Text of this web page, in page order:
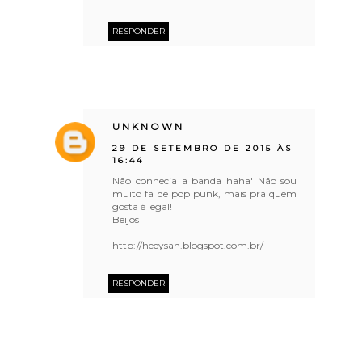
RESPONDER
UNKNOWN
29 DE SETEMBRO DE 2015 ÀS
16:44
Não conhecia a banda haha' Não sou
muito fã de pop punk, mais pra quem
gosta é legal!
Beijos
http://heeysah.blogspot.com.br/
RESPONDER